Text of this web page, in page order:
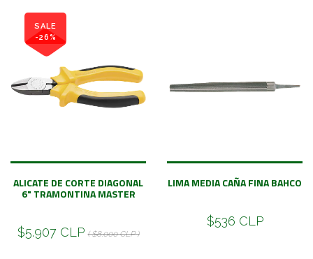
SALE
-26%
ALICATE DE CORTE DIAGONAL
6" TRAMONTINA MASTER
$5.907 CLP ( $8.000 CLP )
LIMA MEDIA CAÑA FINA BAHCO
$536 CLP